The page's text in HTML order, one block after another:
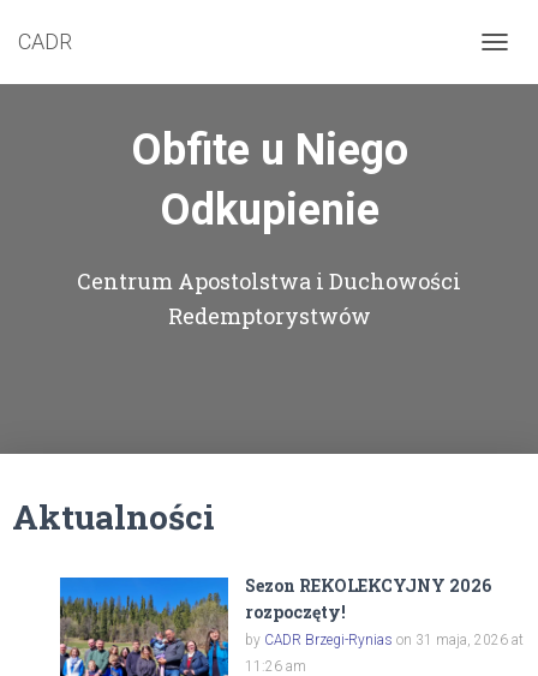
CADR
Obfite u Niego
Odkupienie
Centrum Apostolstwa i Duchowości
Redemptorystwów
Aktualności
Sezon REKOLEKCYJNY 2026
rozpoczęty!
by CADR Brzegi-Rynias on 31 maja, 2026 at
11:26 am